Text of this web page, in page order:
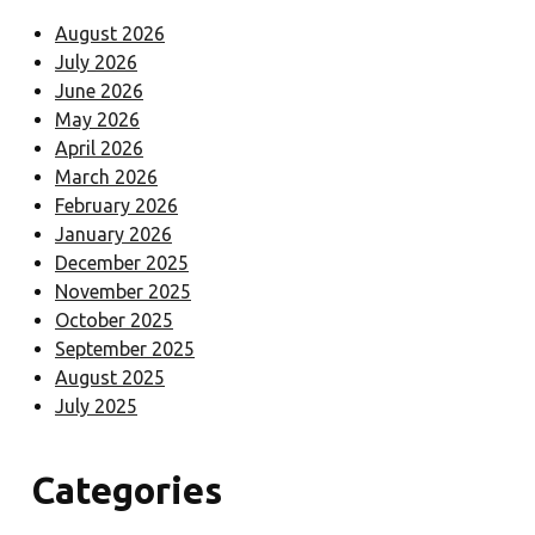
August 2026
July 2026
June 2026
May 2026
April 2026
March 2026
February 2026
January 2026
December 2025
November 2025
October 2025
September 2025
August 2025
July 2025
Categories